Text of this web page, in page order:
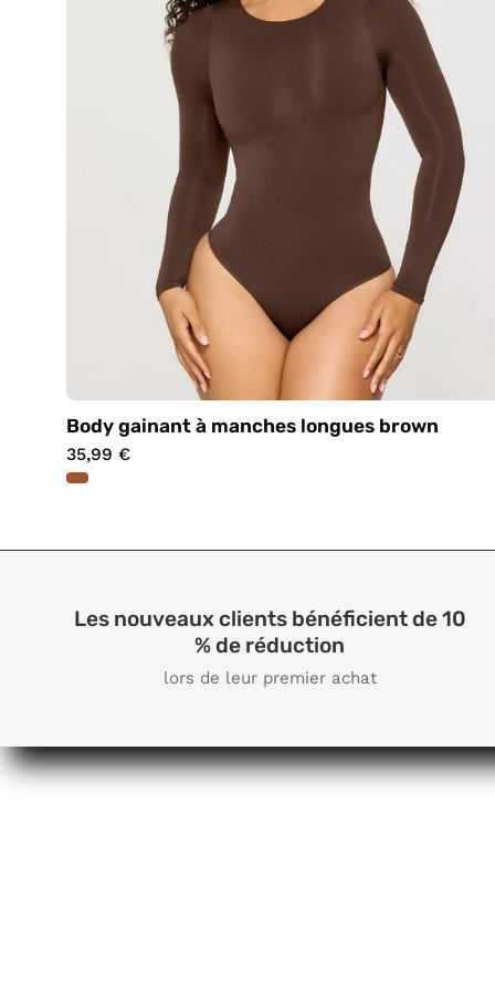
Body gainant à manches longues brown
35,99 €
Les nouveaux clients bénéficient de 10
% de réduction
lors de leur premier achat